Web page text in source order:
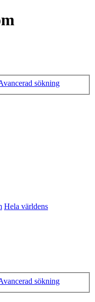
sökning
Hela världens
sökning